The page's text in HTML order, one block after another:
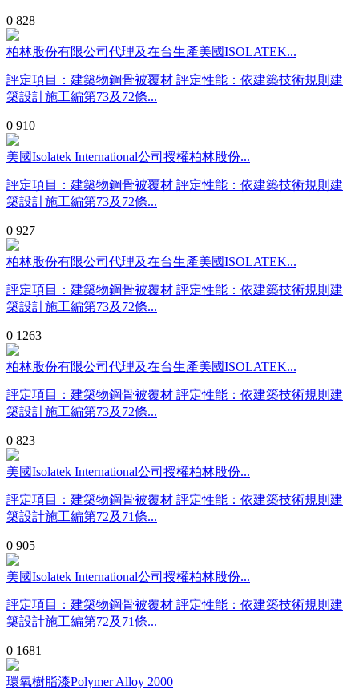
0 828
柏林股份有限公司代理及在台生產美國ISOLATEK...
評定項目：建築物鋼骨被覆材 評定性能：依建築技術規則建
築設計施工編第73及72條...
0 910
美國Isolatek International公司授權柏林股份...
評定項目：建築物鋼骨被覆材 評定性能：依建築技術規則建
築設計施工編第73及72條...
0 927
柏林股份有限公司代理及在台生產美國ISOLATEK...
評定項目：建築物鋼骨被覆材 評定性能：依建築技術規則建
築設計施工編第73及72條...
0 1263
柏林股份有限公司代理及在台生產美國ISOLATEK...
評定項目：建築物鋼骨被覆材 評定性能：依建築技術規則建
築設計施工編第73及72條...
0 823
美國Isolatek International公司授權柏林股份...
評定項目：建築物鋼骨被覆材 評定性能：依建築技術規則建
築設計施工編第72及71條...
0 905
美國Isolatek International公司授權柏林股份...
評定項目：建築物鋼骨被覆材 評定性能：依建築技術規則建
築設計施工編第72及71條...
0 1681
環氧樹脂漆Polymer Alloy 2000